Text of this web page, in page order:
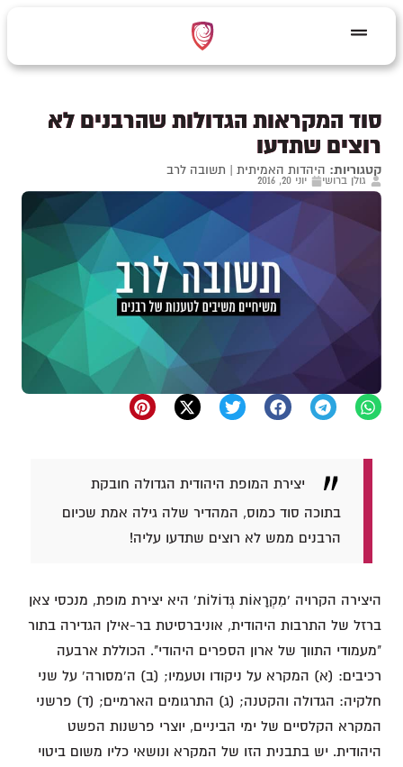
סוד המקראות הגדולות שהרבנים לא
רוצים שתדעו
קטגוריות: היהדות האמיתית | תשובה לרב
גולן ברושי יוני 20, 2016
יצירת המופת היהודית הגדולה חובקת
בתוכה סוד כמוס, המהדיר שלה גילה אמת שכיום
הרבנים ממש לא רוצים שתדעו עליה!
היצירה הקרויה 'מִקְרָאוֹת גְּדוֹלוֹת' היא יצירת מופת, מנכסי צאן
ברזל של התרבות היהודית, אוניברסיטת בר-אילן הגדירה בתור
"מעמודי התווך של ארון הספרים היהודי". הכוללת ארבעה
רכיבים: (א) המקרא על ניקודו וטעמיו; (ב) ה'מסורה' על שני
חלקיה: הגדולה והקטנה; (ג) התרגומים הארמיים; (ד) פרשני
המקרא הקלסיים של ימי הביניים, יוצרי פרשנות הפשט
היהודית. יש בתבנית הזו של המקרא ונושאי כליו משום ביטוי